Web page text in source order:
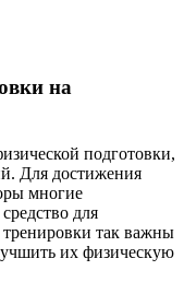
на
подготовки,
Для достижения
многие
для
так важны
их физическую